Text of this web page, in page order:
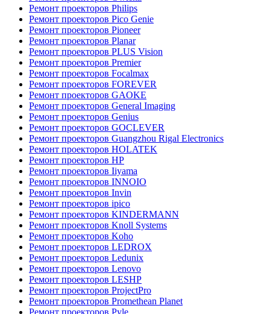
Ремонт проекторов Philips
Ремонт проекторов Pico Genie
Ремонт проекторов Pioneer
Ремонт проекторов Planar
Ремонт проекторов PLUS Vision
Ремонт проекторов Premier
Ремонт проекторов Focalmax
Ремонт проекторов FOREVER
Ремонт проекторов GAOKE
Ремонт проекторов General Imaging
Ремонт проекторов Genius
Ремонт проекторов GOCLEVER
Ремонт проекторов Guangzhou Rigal Electronics
Ремонт проекторов HOLATEK
Ремонт проекторов HP
Ремонт проекторов Iiyama
Ремонт проекторов INNOIO
Ремонт проекторов Invin
Ремонт проекторов ipico
Ремонт проекторов KINDERMANN
Ремонт проекторов Knoll Systems
Ремонт проекторов Koho
Ремонт проекторов LEDROX
Ремонт проекторов Ledunix
Ремонт проекторов Lenovo
Ремонт проекторов LESHP
Ремонт проекторов ProjectPro
Ремонт проекторов Promethean Planet
Ремонт проекторов Pyle